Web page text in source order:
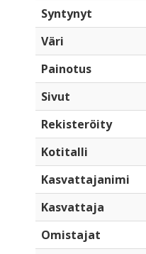
Syntynyt
Väri
Painotus
Sivut
Rekisteröity
Kotitalli
Kasvattajanimi
Kasvattaja
Omistajat